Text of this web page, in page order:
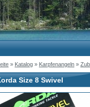
» Katalog » Karpfenangeln »
Size 8 Swivel